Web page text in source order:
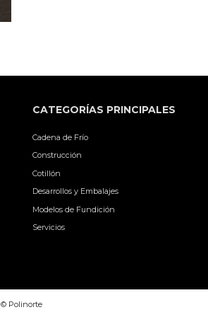
CATEGORÍAS PRINCIPALES
Cadena de Frío
Construcción
Cotillón
Desarrollos y Embalajes
Modelos de Fundición
Servicios
© Polinorte